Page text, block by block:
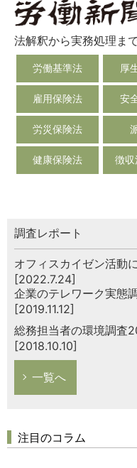
法解釈から実務処理ま
労働基準法 厚
雇用保険法 安
労災保険法
健康保険法 徴
調査レポート
オフィスカイゼン活動
[2022.7.24]
企業のテレワーク実態
[2019.11.12]
総務担当者の環境調査
[2018.10.10]
一覧へ
注目のコラム